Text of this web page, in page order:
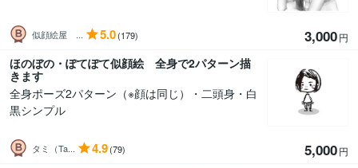
似顔絵屋 ... 5.0(179) 3,000円
ほのぼの・ぽてぽて似顔絵 全身で2パターン描
きます
全身ポーズ2パターン（※顔は同じ）・二頭身・白
黒シンプル
タミ（Ta... 4.9(79) 5,000円